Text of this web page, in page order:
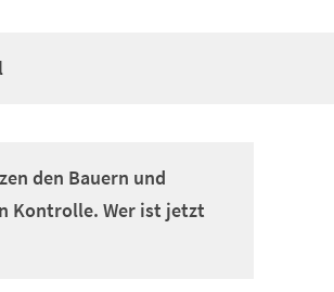
den Bauern und
Kontrolle. Wer ist jetzt